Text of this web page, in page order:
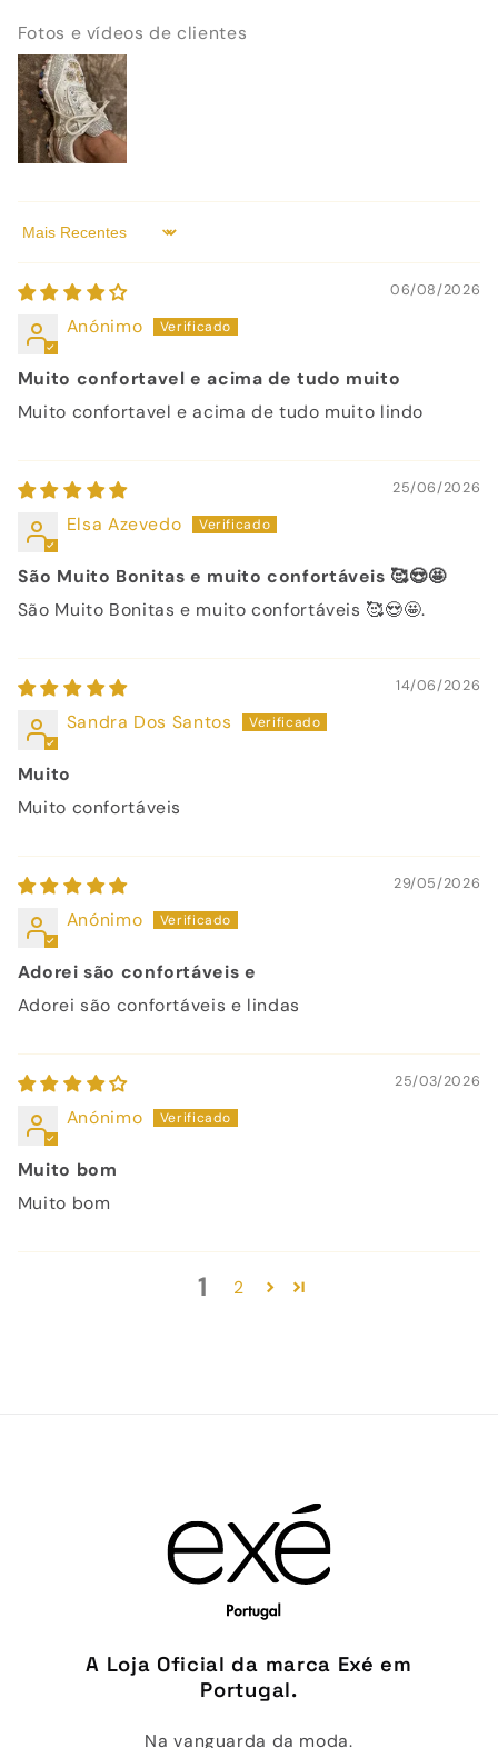
Fotos e vídeos de clientes
Sort by
06/08/2026
Anónimo
Muito confortavel e acima de tudo muito
Muito confortavel e acima de tudo muito lindo
25/06/2026
Elsa Azevedo
São Muito Bonitas e muito confortáveis 🥰😍🤩
São Muito Bonitas e muito confortáveis 🥰😍🤩.
14/06/2026
Sandra Dos Santos
Muito
Muito confortáveis
29/05/2026
Anónimo
Adorei são confortáveis e
Adorei são confortáveis e lindas
25/03/2026
Anónimo
Muito bom
Muito bom
1 2
A Loja Oficial da marca Exé em
Portugal.
Na vanguarda da moda.